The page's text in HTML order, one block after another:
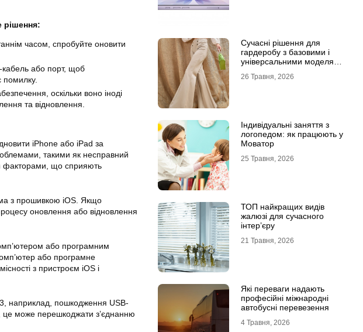
часом, спробуйте оновити
кабель або порт, щоб
помилку.
оскільки воно іноді
та відновлення.
iPhone або iPad за
такими як несправний
факторами, що сприяють
з прошивкою iOS. Якщо
оновлення або відновлення
або програмним
або програмне
з пристроєм iOS і
наприклад, пошкодження USB-
може перешкоджати з’єднанню
Сучасні рішення для
гардеробу з базовими і
універсальними моделями
26 Травня, 2026
Індивідуальні заняття з
логопедом: як працюють у
Моватор
25 Травня, 2026
ТОП найкращих видів
жалюзі для сучасного
інтер’єру
21 Травня, 2026
Які переваги надають
професійні міжнародні
автобусні перевезення
4 Травня, 2026